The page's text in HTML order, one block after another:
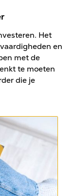
Het
en
met de
te moeten
die je